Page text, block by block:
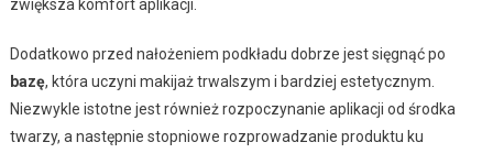
zwiększa komfort aplikacji.
Dodatkowo przed nałożeniem podkładu dobrze jest sięgnąć po
bazę, która uczyni makijaż trwalszym i bardziej estetycznym.
Niezwykle istotne jest również rozpoczynanie aplikacji od środka
twarzy, a następnie stopniowe rozprowadzanie produktu ku